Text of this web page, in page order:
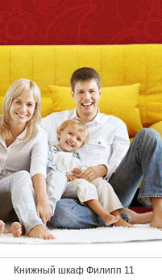
Книжный шкаф Филипп 11